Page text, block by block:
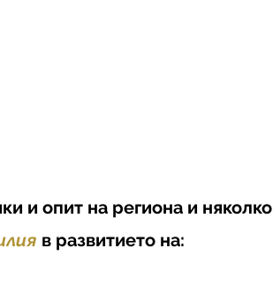
и опит на региона и няколко
в развитието на: